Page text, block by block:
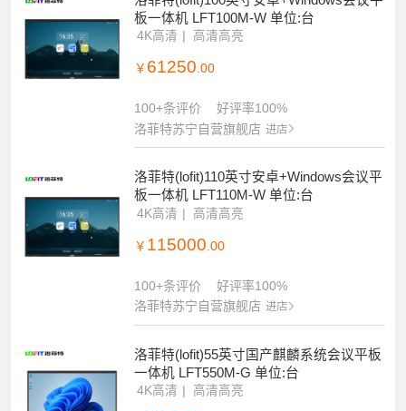
板一体机 LFT100M-W 单位:台
4K高清 高清高亮
￥ 61250 .00
100+条评价
好评率100%
洛菲特苏宁自营旗舰店 进店
洛菲特(lofit)110英寸安卓+Windows会议平
板一体机 LFT110M-W 单位:台
4K高清 高清高亮
￥ 115000 .00
100+条评价
好评率100%
洛菲特苏宁自营旗舰店 进店
洛菲特(lofit)55英寸国产麒麟系统会议平板
一体机 LFT550M-G 单位:台
4K高清 高清高亮